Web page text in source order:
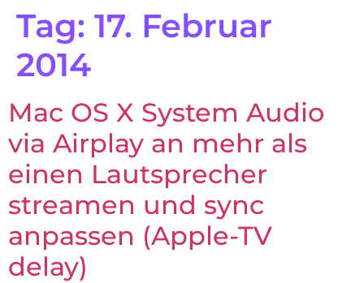
Tag: 17. Februar
2014
Mac OS X System Audio
via Airplay an mehr als
einen Lautsprecher
streamen und sync
anpassen (Apple-TV
delay)